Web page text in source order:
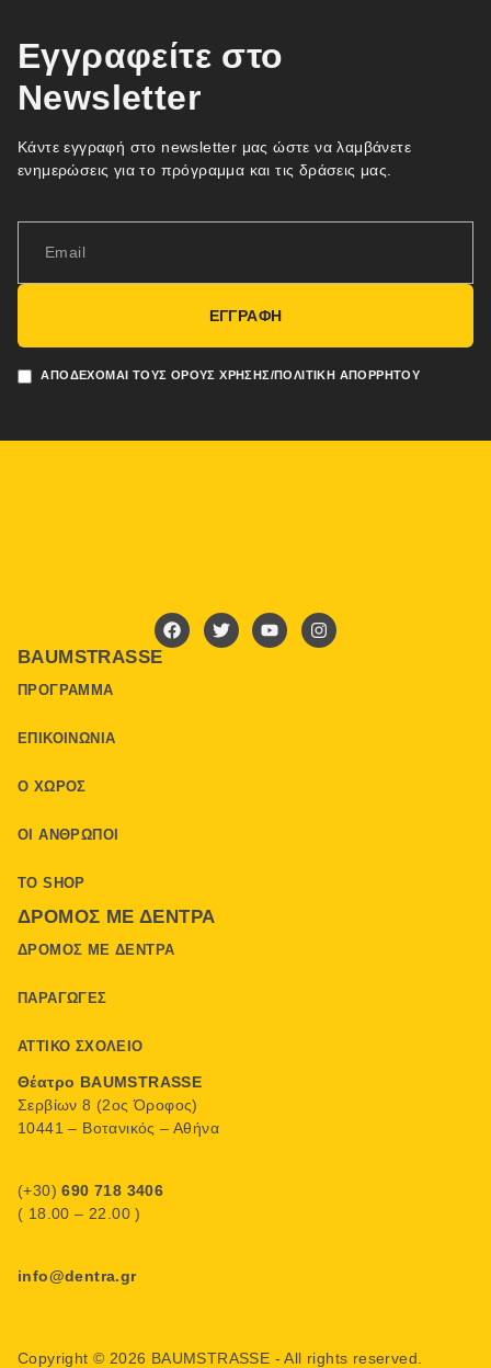
Εγγραφείτε στο
Newsletter
Κάντε εγγραφή στο newsletter μας ώστε να λαμβάνετε
ενημερώσεις για το πρόγραμμα και τις δράσεις μας.
ΑΠΟΔΈΧΟΜΑΙ ΤΟΥΣ ΌΡΟΥΣ ΧΡΉΣΗΣ/ΠΟΛΙΤΙΚΉ ΑΠΟΡΡΉΤΟΥ
ΕΓΓΡΑΦΗ
BAUMSTRASSE
ΠΡΌΓΡΑΜΜΑ
ΕΠΙΚΟΙΝΩΝΊΑ
Ο ΧΏΡΟΣ
ΟΙ ΆΝΘΡΩΠΟΙ
ΤΟ SHOP
ΔΡΌΜΟΣ ΜΕ ΔΈΝΤΡΑ
ΔΡΌΜΟΣ ΜΕ ΔΈΝΤΡΑ
ΠΑΡΑΓΩΓΈΣ
ΑΤΤΙΚΌ ΣΧΟΛΕΊΟ
Θέατρο BAUMSTRASSE
Σερβίων 8 (2ος Όροφος)
10441 – Βοτανικός – Αθήνα
(+30)690 718 3406
( 18.00 – 22.00 )
info@dentra.gr
Copyright © 2026 BAUMSTRASSE - All rights reserved.